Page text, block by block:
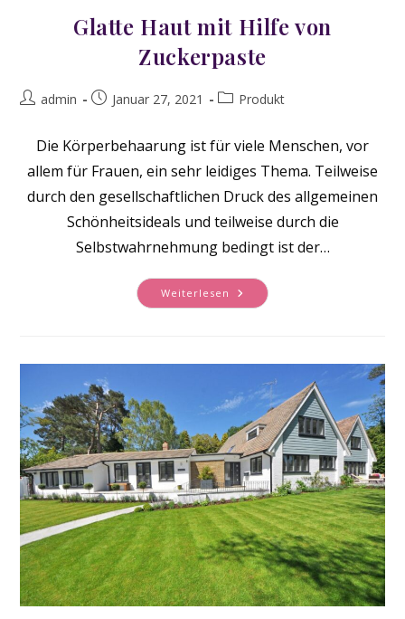
Glatte Haut mit Hilfe von
Zuckerpaste
Beitrags-
admin
BeitragJanuar 27, 2021
Beitrags-
Produkt
Die Körperbehaarung ist für viele Menschen, vor
allem für Frauen, ein sehr leidiges Thema. Teilweise
durch den gesellschaftlichen Druck des allgemeinen
Schönheitsideals und teilweise durch die
Selbstwahrnehmung bedingt ist der…
Weiterlesen Glatte
Haut